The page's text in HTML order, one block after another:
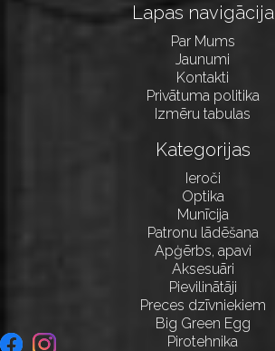
Lapas navigācija
Par Mums
Jaunumi
Kontakti
Privātuma politika
Izmēru tabulas
Kategorijas
Ieroči
Optika
Munīcija
Patronu lādēšana
Apģērbs, apavi
Aksesuāri
Pievilinātāji
Preces dzīvniekiem
Big Green Egg
Pirotehnika